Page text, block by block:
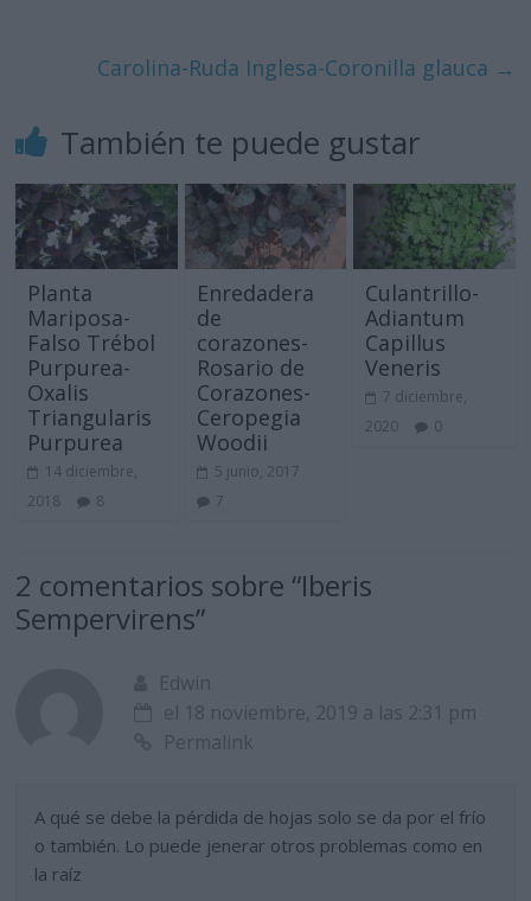
Carolina-Ruda Inglesa-Coronilla glauca →
También te puede gustar
Planta
Mariposa-
Falso Trébol
Purpurea-
Oxalis
Triangularis
Purpurea
14 diciembre,
2018
8
Enredadera
de
corazones-
Rosario de
Corazones-
Ceropegia
Woodii
5 junio, 2017
7
Culantrillo-
Adiantum
Capillus
Veneris
7 diciembre,
2020
0
2 comentarios sobre “Iberis
Sempervirens”
Edwin
el 18 noviembre, 2019 a las 2:31 pm
Permalink
A qué se debe la pérdida de hojas solo se da por el frío
o también. Lo puede jenerar otros problemas como en
la raíz